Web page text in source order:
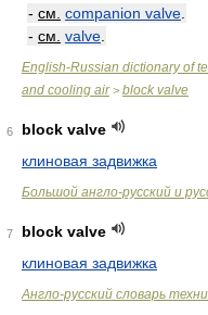
- см. companion valve
- см. valve
English-Russian dictionary of
and cooling air> block valve
6
block valve
клиновая задвижка
Большой англо-русский и
7
block valve
клиновая задвижка
Англо-русский словарь